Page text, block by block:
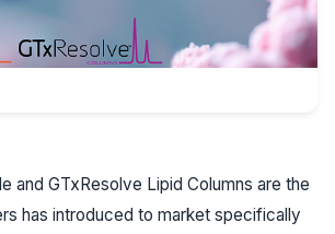
and GTxResolve Lipid Columns are the
has introduced to market specifically